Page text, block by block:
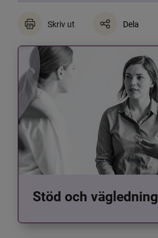
Skriv ut Dela
Stöd och vägledning